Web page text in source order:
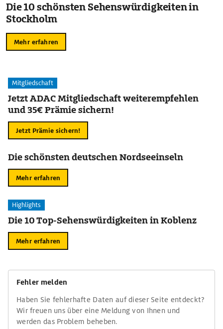
Die 10 schönsten Sehenswürdigkeiten in
Stockholm
Mehr erfahren
Mitgliedschaft
Jetzt ADAC Mitgliedschaft weiterempfehlen
und 35€ Prämie sichern!
Jetzt Prämie sichern!
Die schönsten deutschen Nordseeinseln
Mehr erfahren
Highlights
Die 10 Top-Sehenswürdigkeiten in Koblenz
Mehr erfahren
Fehler melden
Haben Sie fehlerhafte Daten auf dieser Seite entdeckt?
Wir freuen uns über eine Meldung von Ihnen und
werden das Problem beheben.